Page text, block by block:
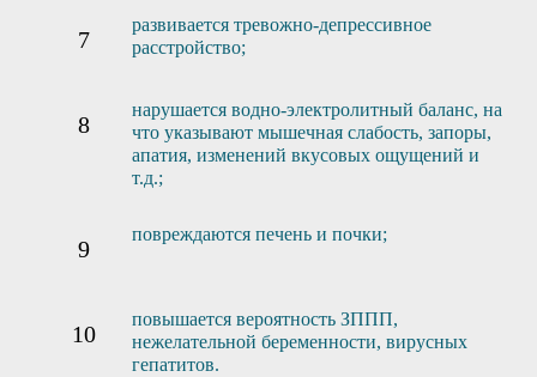
развивается тревожно-депрессивное
расстройство;
нарушается водно-электролитный баланс, на
что указывают мышечная слабость, запоры,
апатия, изменений вкусовых ощущений и
т.д.;
повреждаются печень и почки;
повышается вероятность ЗППП,
нежелательной беременности, вирусных
гепатитов.